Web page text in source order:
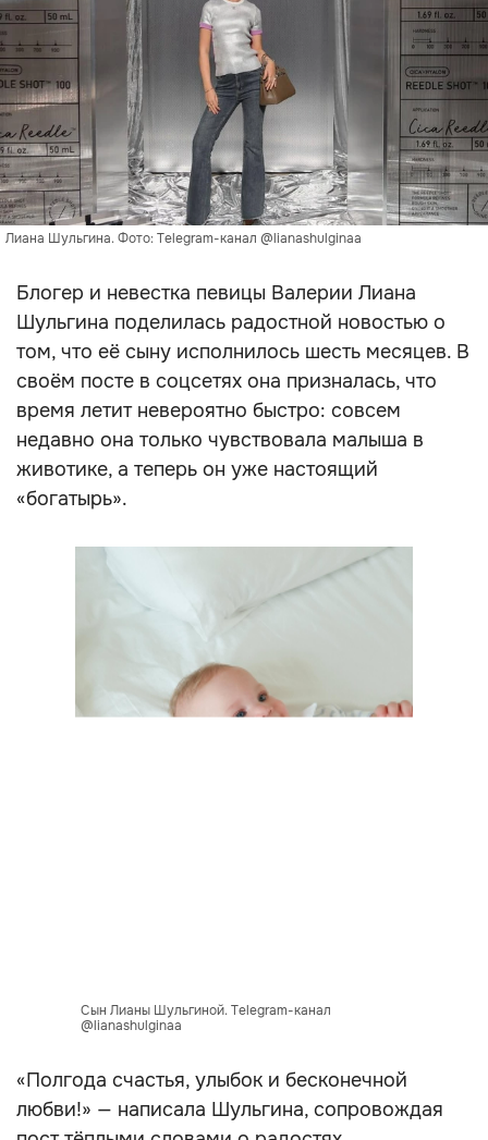
Лиана Шульгина. Фото: Telegram-канал @lianashulginaa
Блогер и невестка певицы Валерии Лиана
Шульгина поделилась радостной новостью о
том, что её сыну исполнилось шесть месяцев. В
своём посте в соцсетях она призналась, что
время летит невероятно быстро: совсем
недавно она только чувствовала малыша в
животике, а теперь он уже настоящий
«богатырь».
Сын Лианы Шульгиной. Telegram-канал
@lianashulginaa
«Полгода счастья, улыбок и бесконечной
любви!» — написала Шульгина, сопровождая